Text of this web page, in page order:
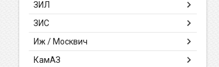
ЗИЛ
ЗИС
Иж / Москвич
КамАЗ